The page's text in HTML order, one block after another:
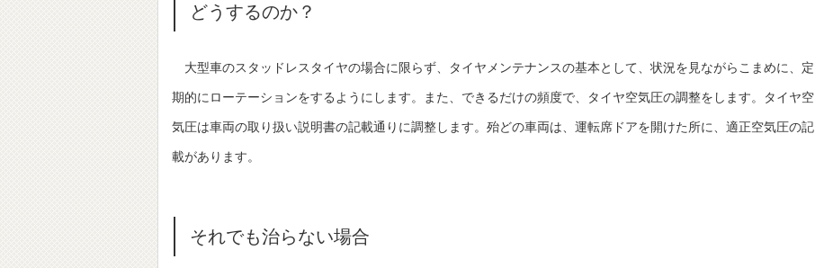
どうするのか？
大型車のスタッドレスタイヤの場合に限らず、タイヤメンテナンスの基本として、状況を見ながらこまめに、定
期的にローテーションをするようにします。また、できるだけの頻度で、タイヤ空気圧の調整をします。タイヤ空
気圧は車両の取り扱い説明書の記載通りに調整します。殆どの車両は、運転席ドアを開けた所に、適正空気圧の記
載があります。
それでも治らない場合